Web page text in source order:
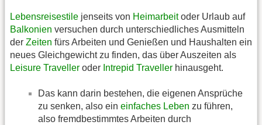
Lebensreisestile jenseits von Heimarbeitoder Urlaub auf
Balkonien versuchen durch unterschiedliches Ausmitteln
der Zeiten fürs Arbeiten und Genießen und Haushalten ein
neues Gleichgewicht zu finden, das über Auszeiten als
Leisure Traveller oder Intrepid Traveller hinausgeht.
Das kann darin bestehen, die eigenen Ansprüche
zu senken, also ein einfaches Leben zu führen,
also fremdbestimmtes Arbeiten durch